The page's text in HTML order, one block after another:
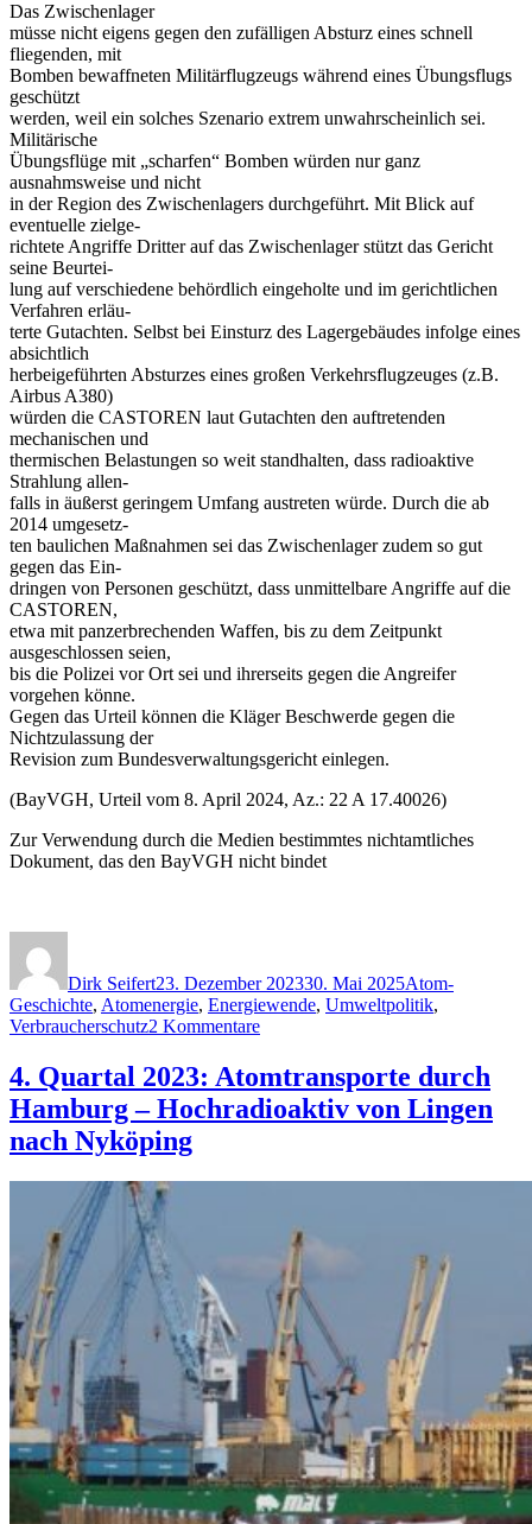
Das Zwischenlager
müsse nicht eigens gegen den zufälligen Absturz eines schnell
fliegenden, mit
Bomben bewaffneten Militärflugzeugs während eines Übungsflugs
geschützt
werden, weil ein solches Szenario extrem unwahrscheinlich sei.
Militärische
Übungsflüge mit „scharfen“ Bomben würden nur ganz
ausnahmsweise und nicht
in der Region des Zwischenlagers durchgeführt. Mit Blick auf
eventuelle zielge-
richtete Angriffe Dritter auf das Zwischenlager stützt das Gericht
seine Beurtei-
lung auf verschiedene behördlich eingeholte und im gerichtlichen
Verfahren erläu-
terte Gutachten. Selbst bei Einsturz des Lagergebäudes infolge eines
absichtlich
herbeigeführten Absturzes eines großen Verkehrsflugzeuges (z.B.
Airbus A380)
würden die CASTOREN laut Gutachten den auftretenden
mechanischen und
thermischen Belastungen so weit standhalten, dass radioaktive
Strahlung allen-
falls in äußerst geringem Umfang austreten würde. Durch die ab
2014 umgesetz-
ten baulichen Maßnahmen sei das Zwischenlager zudem so gut
gegen das Ein-
dringen von Personen geschützt, dass unmittelbare Angriffe auf die
CASTOREN,
etwa mit panzerbrechenden Waffen, bis zu dem Zeitpunkt
ausgeschlossen seien,
bis die Polizei vor Ort sei und ihrerseits gegen die Angreifer
vorgehen könne.
Gegen das Urteil können die Kläger Beschwerde gegen die
Nichtzulassung der
Revision zum Bundesverwaltungsgericht einlegen.
(BayVGH, Urteil vom 8. April 2024, Az.: 22 A 17.40026)
Zur Verwendung durch die Medien bestimmtes nichtamtliches
Dokument, das den BayVGH nicht bindet
Dirk Seifert23. Dezember 202330. Mai 2025Atom-
Geschichte, Atomenergie, Energiewende, Umweltpolitik,
Verbraucherschutz2 Kommentarezu
Gericht:
Klage
hochradioaktiver
Abfälle
in
Gundremmingen
4. Quartal 2023: Atomtransporte durch
Hamburg – Hochradioaktiv von Lingen
nach Nyköping